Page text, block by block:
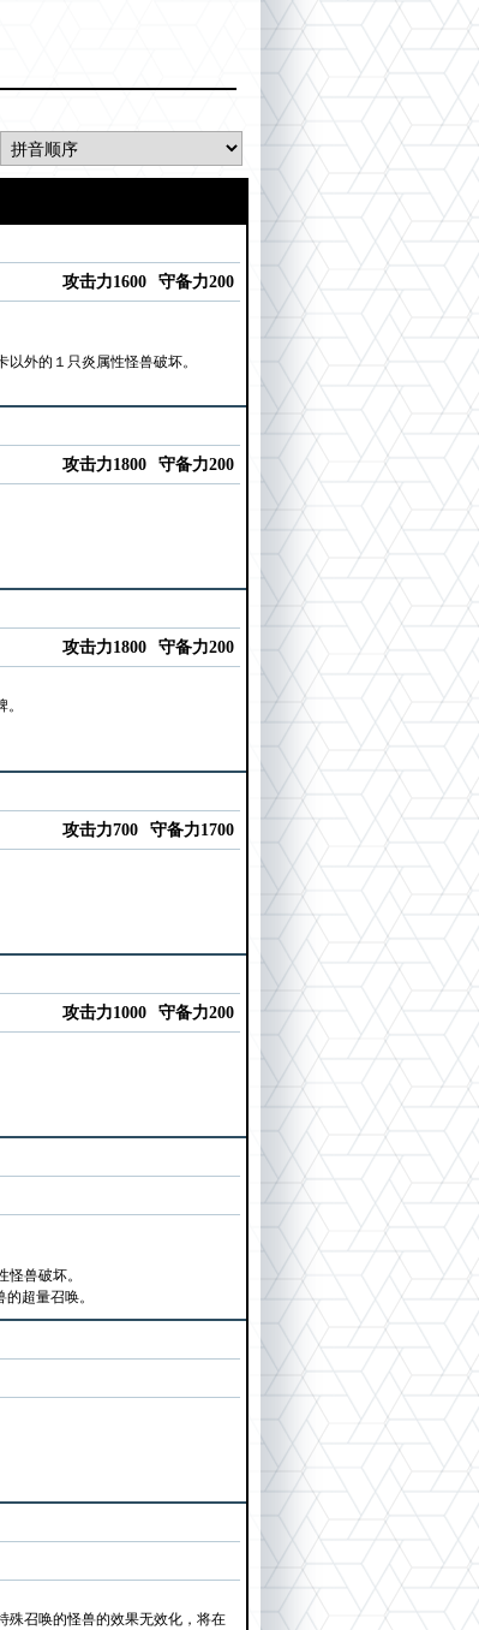
攻击力1600 守备力200
外的１只炎属性怪兽破坏。
攻击力1800 守备力200
攻击力1800 守备力200
攻击力700 守备力1700
攻击力1000 守备力200
兽破坏。
超量召唤。
殊召唤的怪兽的效果无效化，将在